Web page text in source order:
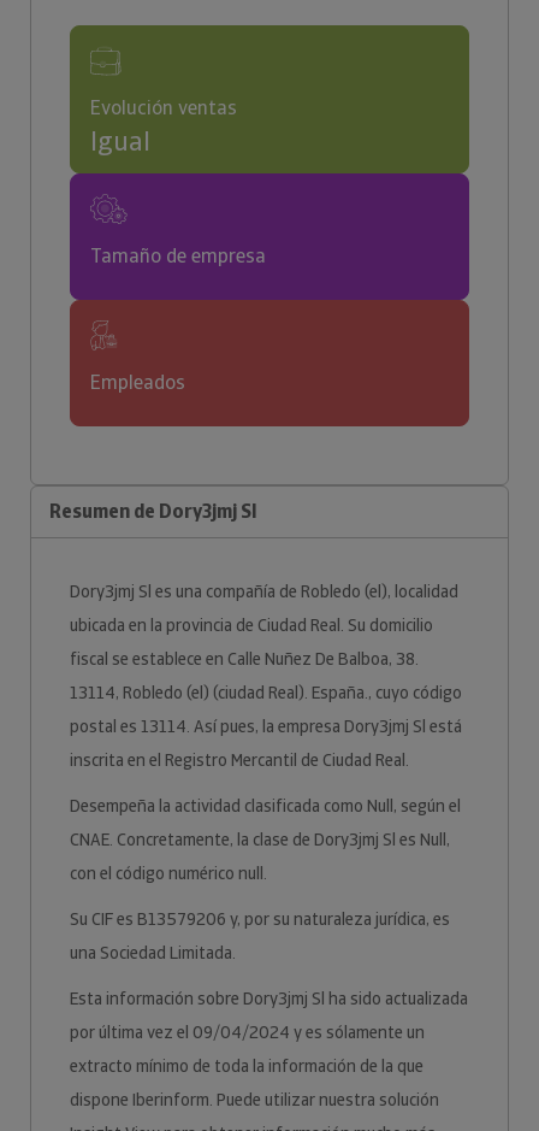
Evolución ventas
Igual
Tamaño de empresa
Empleados
Resumen de Dory3jmj Sl
Dory3jmj Sl es una compañía de Robledo (el), localidad
ubicada en la provincia de Ciudad Real. Su domicilio
fiscal se establece en Calle Nuñez De Balboa, 38.
13114, Robledo (el) (ciudad Real). España., cuyo código
postal es 13114. Así pues, la empresa Dory3jmj Sl está
inscrita en el Registro Mercantil de Ciudad Real.
Desempeña la actividad clasificada como Null, según el
CNAE. Concretamente, la clase de Dory3jmj Sl es Null,
con el código numérico null.
Su CIF es B13579206 y, por su naturaleza jurídica, es
una Sociedad Limitada.
Esta información sobre Dory3jmj Sl ha sido actualizada
por última vez el 09/04/2024 y es sólamente un
extracto mínimo de toda la información de la que
dispone Iberinform. Puede utilizar nuestra solución